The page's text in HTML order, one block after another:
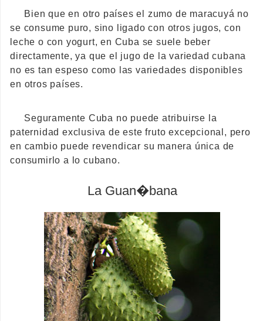
Bien que en otro países el zumo de maracuyá no
se consume puro, sino ligado con otros jugos, con
leche o con yogurt, en Cuba se suele beber
directamente, ya que el jugo de la variedad cubana
no es tan espeso como las variedades disponibles
en otros países.
Seguramente Cuba no puede atribuirse la
paternidad exclusiva de este fruto excepcional, pero
en cambio puede revendicar su manera única de
consumirlo a lo cubano.
La Guan�bana